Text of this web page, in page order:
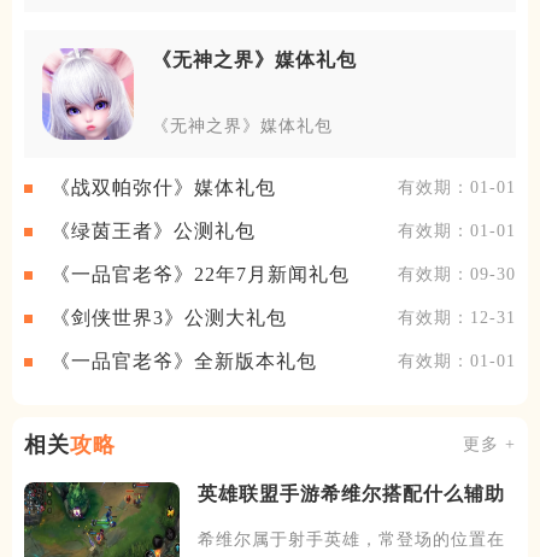
《无神之界》媒体礼包
《无神之界》媒体礼包
《战双帕弥什》媒体礼包 有效期：01-01
《绿茵王者》公测礼包 有效期：01-01
《一品官老爷》22年7月新闻礼包 有效期：09-30
《剑侠世界3》公测大礼包 有效期：12-31
《一品官老爷》全新版本礼包 有效期：01-01
相关攻略 更多 +
英雄联盟手游希维尔搭配什么辅助
希维尔属于射手英雄，常登场的位置在